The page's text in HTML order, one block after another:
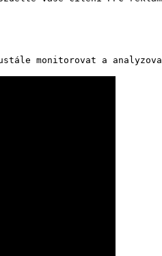
monitorovat a